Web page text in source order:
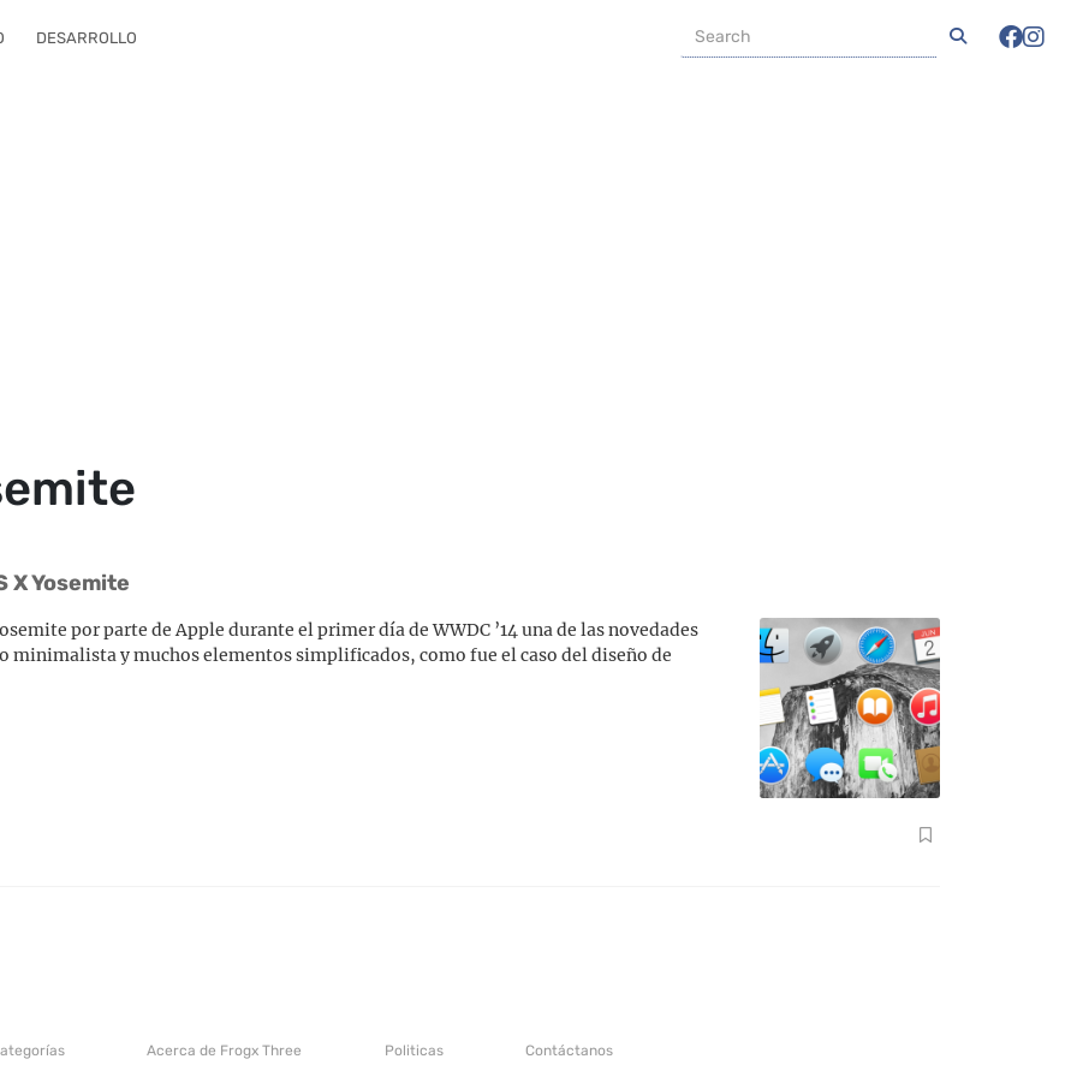
DESARROLLO
X Yosemite
por parte de Apple durante el primer día de WWDC ’14 una de las novedades
minimalista y muchos elementos simplificados, como fue el caso del diseño de
Acerca de Frogx Three Politicas Contáctanos